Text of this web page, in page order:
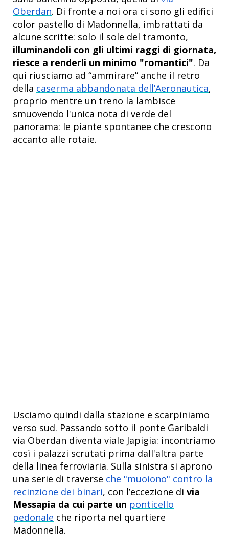
Oberdan. Di fronte a noi ora ci sono gli edifici
color pastello di Madonnella, imbrattati da
alcune scritte: solo il sole del tramonto,
illuminandoli con gli ultimi raggi di giornata,
riesce a renderli un minimo "romantici". Da
qui riusciamo ad “ammirare” anche il retro
della caserma abbandonata dell’Aeronautica,
proprio mentre un treno la lambisce
smuovendo l'unica nota di verde del
panorama: le piante spontanee che crescono
accanto alle rotaie.
Usciamo quindi dalla stazione e scarpiniamo
verso sud. Passando sotto il ponte Garibaldi
via Oberdan diventa viale Japigia: incontriamo
così i palazzi scrutati prima dall'altra parte
della linea ferroviaria. Sulla sinistra si aprono
una serie di traverse che "muoiono" contro la
recinzione dei binari, con l’eccezione di via
Messapia da cui parte un ponticello
pedonale che riporta nel quartiere
Madonnella.